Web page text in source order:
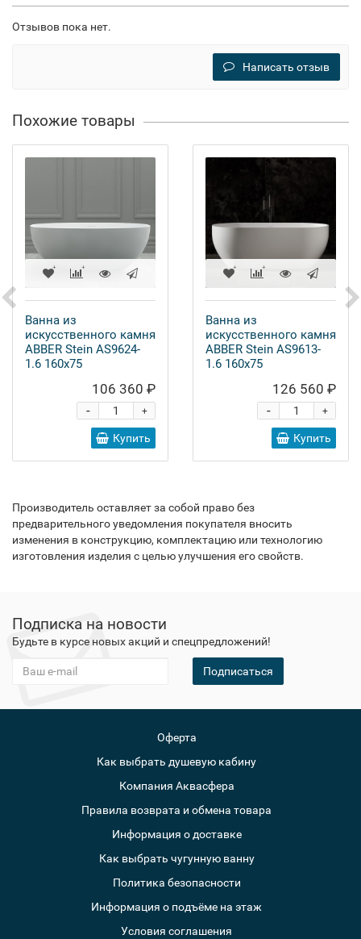
Отзывов пока нет.
Написать отзыв
Похожие товары
Ванна из
искусственного камня
ABBER Stein AS9624-
1.6 160x75
106 360 ₽
+
-
Купить
Ванна из
искусственного камня
ABBER Stein AS9613-
1.6 160x75
126 560 ₽
+
-
Купить
Производитель оставляет за собой право без
предварительного уведомления покупателя вносить
изменения в конструкцию, комплектацию или технологию
изготовления изделия с целью улучшения его свойств.
Подписка на новости
Будьте в курсе новых акций и спецпредложений!
Подписаться
Оферта
Как выбрать душевую кабину
Компания Аквасфера
Правила возврата и обмена товара
Информация о доставке
Как выбрать чугунную ванну
Политика безопасности
Информация о подъёме на этаж
Условия соглашения